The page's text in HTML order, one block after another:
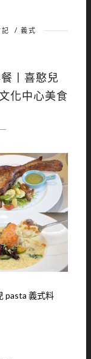
/ 義式
丨喜憨兒
化中心美食
pasta 義式料